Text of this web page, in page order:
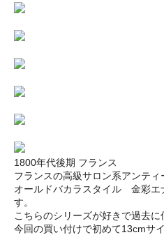
1800年代後期 フランス
フランスの高級サロン系アンテ
オールドバカラスタイル 金彩エ
す。
こちらのシリーズが好きで過去
今回の買い付けで初めて13cmサ